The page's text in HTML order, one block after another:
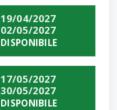
19/04/2027
02/05/2027
DISPONIBILE
17/05/2027
30/05/2027
DISPONIBILE